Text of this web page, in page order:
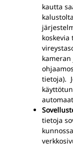
kautta
tietoja).
tietoja